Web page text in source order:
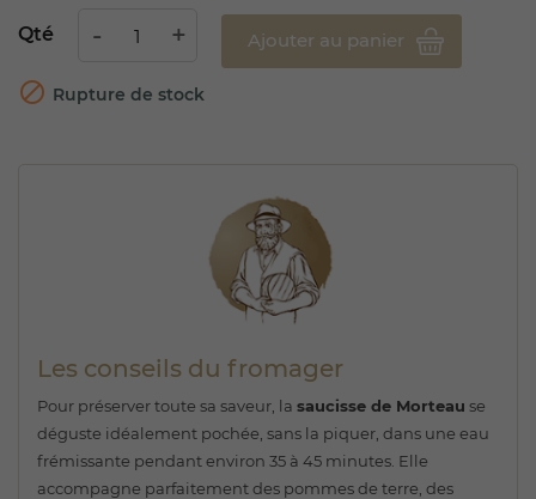
Qté Ajouter au panier
 Rupture de stock
Les conseils du fromager
Pour préserver toute sa saveur, la saucisse de Morteau se
déguste idéalement pochée, sans la piquer, dans une eau
frémissante pendant environ 35 à 45 minutes. Elle
accompagne parfaitement des pommes de terre, des